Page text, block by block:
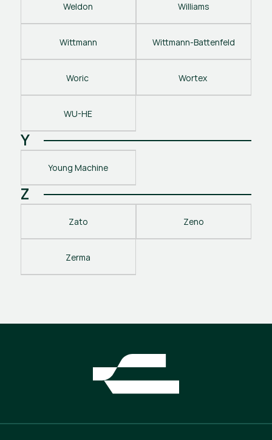
Weldon Williams
Wittmann Wittmann-Battenfeld
Woric Wortex
WU-HE
Y
Young Machine
Z
Zato Zeno
Zerma